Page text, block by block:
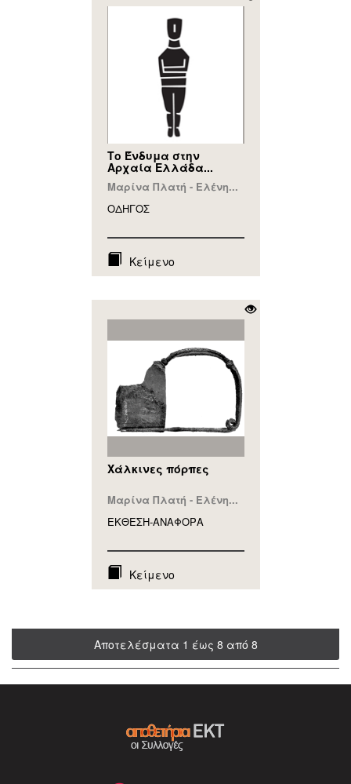
Το Ένδυμα στην
Αρχαία Ελλάδα...
Μαρίνα Πλατή - Ελένη...
ΟΔΗΓΟΣ
Κείμενο
Χάλκινες πόρπες
Μαρίνα Πλατή - Ελένη...
ΕΚΘΕΣΗ-ΑΝΑΦΟΡA
Κείμενο
Αποτελέσματα 1 έως 8 από 8